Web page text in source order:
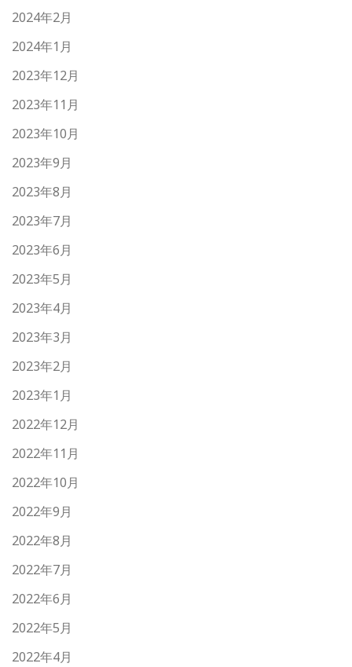
2024年2月
2024年1月
2023年12月
2023年11月
2023年10月
2023年9月
2023年8月
2023年7月
2023年6月
2023年5月
2023年4月
2023年3月
2023年2月
2023年1月
2022年12月
2022年11月
2022年10月
2022年9月
2022年8月
2022年7月
2022年6月
2022年5月
2022年4月